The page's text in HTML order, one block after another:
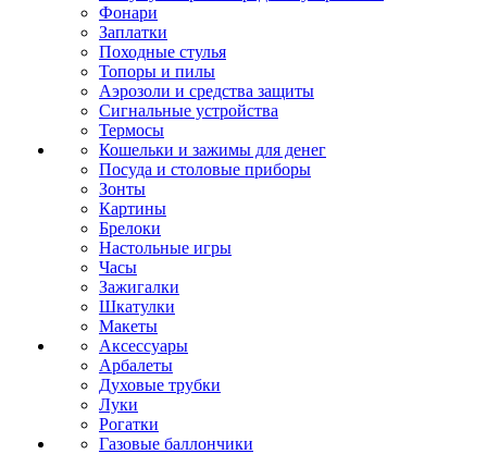
Фонари
Заплатки
Походные стулья
Топоры и пилы
Аэрозоли и средства защиты
Сигнальные устройства
Термосы
Кошельки и зажимы для денег
Посуда и столовые приборы
Зонты
Картины
Брелоки
Настольные игры
Часы
Зажигалки
Шкатулки
Макеты
Аксессуары
Арбалеты
Духовые трубки
Луки
Рогатки
Газовые баллончики